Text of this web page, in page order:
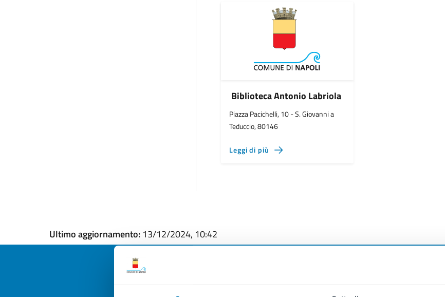
Biblioteca Antonio Labriola
Piazza Pacichelli, 10 - S. Giovanni a
Teduccio, 80146
Leggi di più
Ultimo aggiornamento: 13/12/2024, 10:42